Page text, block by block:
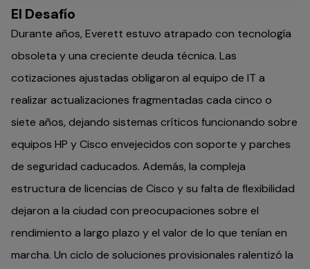
El Desafío
Durante años, Everett estuvo atrapado con tecnología
obsoleta y una creciente deuda técnica. Las
cotizaciones ajustadas obligaron al equipo de IT a
realizar actualizaciones fragmentadas cada cinco o
siete años, dejando sistemas críticos funcionando sobre
equipos HP y Cisco envejecidos con soporte y parches
de seguridad caducados. Además, la compleja
estructura de licencias de Cisco y su falta de flexibilidad
dejaron a la ciudad con preocupaciones sobre el
rendimiento a largo plazo y el valor de lo que tenían en
marcha. Un ciclo de soluciones provisionales ralentizó la